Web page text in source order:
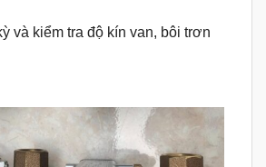
và kiểm tra độ kín van, bôi trơn